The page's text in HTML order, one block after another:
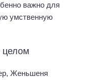
важно для
умственную
целом
Женьшеня